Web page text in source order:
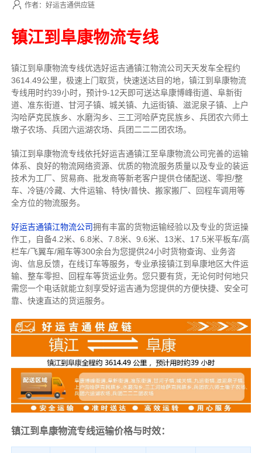
作者：好运吉通供应链
镇江到阜康物流专线
镇江到阜康物流专线优选好运吉通镇江物流公司天天发车全程约
3614.49公里， 极速上门取货，快速送达目的地，镇江到阜康物流
专线用时约39小时，预计9-12天即可送达阜康博峰街道、阜新街
道、准东街道、甘河子镇、城关镇、九运街镇、滋泥泉子镇、上户
沟哈萨克民族乡、水磨沟乡、三工河哈萨克民族乡、兵团农六师土
墩子农场、兵团六运湖农场、兵团二二二团农场。
镇江到阜康物流专线依托好运吉通镇江至阜康物流公司完善的运输
体系、良好的物流网络资源、优质的物流服务质量以及专业的装运
技术为工厂、贸易商、批发商等新老客户提供仓储配送、零担/整
车、冷链/冷藏、大件运输、特快/普快、搬家搬厂、回程车调用等
全方位的物流服务。
好运吉通镇江物流公司拥有丰富的货物运输经验以及专业的货运操
作工，自备4.2米、6.8米、7.8米、9.6米、13米、17.5米平板车/高
栏车/飞翼车/厢车等300余台为您提供24小时货物查询、业务咨
询、信息反馈，在线订车等服务， 专业承接镇江到阜康地区大件运
输、整车零担、回程车等货运业务。 您只要有货，无论何时何地只
需您一个电话就能立刻享受好运吉通为您提供的方便快捷、安全可
靠、快速直达的货运服务。
镇江到阜康物流专线运输价格与时效：